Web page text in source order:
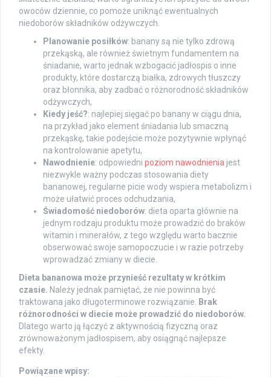
owoców dziennie, co pomoże uniknąć ewentualnych
niedoborów składników odżywczych.
Planowanie posiłków: banany są nie tylko zdrową
przekąską, ale również świetnym fundamentem na
śniadanie, warto jednak wzbogacić jadłospis o inne
produkty, które dostarczą białka, zdrowych tłuszczy
oraz błonnika, aby zadbać o różnorodność składników
odżywczych,
Kiedy jeść?: najlepiej sięgać po banany w ciągu dnia,
na przykład jako element śniadania lub smaczną
przekąskę, takie podejście może pozytywnie wpłynąć
na kontrolowanie apetytu,
Nawodnienie: odpowiedni poziom nawodnienia jest
niezwykle ważny podczas stosowania diety
bananowej, regularne picie wody wspiera metabolizm i
może ułatwić proces odchudzania,
Świadomość niedoborów: dieta oparta głównie na
jednym rodzaju produktu może prowadzić do braków
witamin i minerałów, z tego względu warto bacznie
obserwować swoje samopoczucie i w razie potrzeby
wprowadzać zmiany w diecie.
Dieta bananowa może przynieść rezultaty w krótkim
czasie. Należy jednak pamiętać, że nie powinna być
traktowana jako długoterminowe rozwiązanie.
Brak
różnorodności w diecie może prowadzić do niedoborów.
Dlatego warto ją łączyć z aktywnością fizyczną oraz
zrównoważonym jadłospisem, aby osiągnąć najlepsze
efekty.
Powiązane wpisy: